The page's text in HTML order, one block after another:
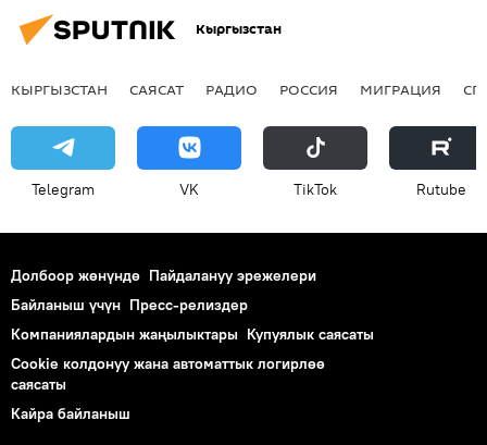
Кыргызстан
КЫРГЫЗСТАН САЯСАТ РАДИО РОССИЯ МИГРАЦИЯ
Telegram VK ТikТоk Rutube
Долбоор жөнүндө Пайдалануу эрежелери
Байланыш үчүн Пресс-релиздер
Компаниялардын жаңылыктары Купуялык саясаты
Cookie колдонуу жана автоматтык логирлөө
саясаты
Кайра байланыш